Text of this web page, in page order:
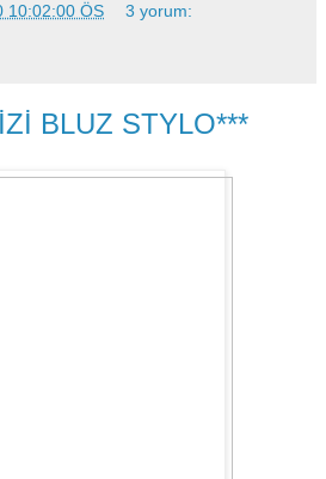
10:02:00 ÖS 3 yorum:
BLUZ STYLO***